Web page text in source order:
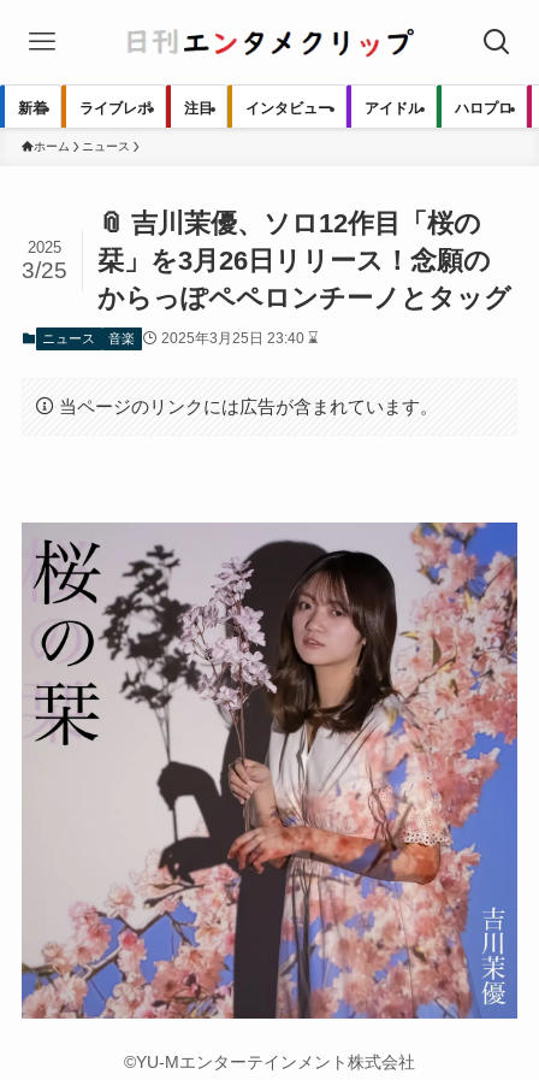
新着 ライブレポ 注目 インタビュー アイドル ハロプロ
ホーム ニュース
📎 吉川茉優、ソロ12作目「桜の
栞」を3月26日リリース！念願の
からっぽペペロンチーノとタッグ
2025
3/25
ニュース 音楽 2025年3月25日 23:40 ⌛
当ページのリンクには広告が含まれています。
©YU-Mエンターテインメント株式会社